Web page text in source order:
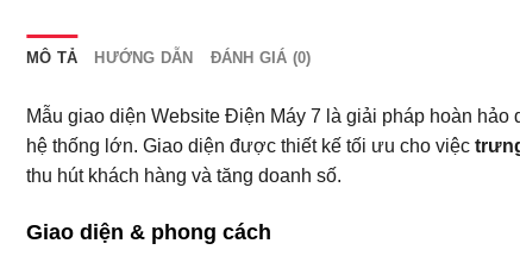
MÔ TẢ HƯỚNG DẪN ĐÁNH GIÁ (0)
Mẫu giao diện Website Điện Máy 7 là giải pháp hoàn
hệ thống lớn. Giao diện được thiết kế tối ưu cho việc
thu hút khách hàng và tăng doanh số.
Giao diện & phong cách